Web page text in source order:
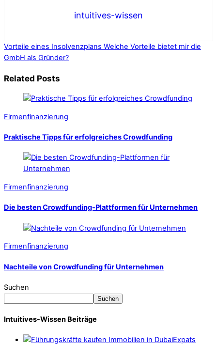
intuitives-wissen
Vorteile eines Insolvenzplans Welche Vorteile bietet mir die
GmbH als Gründer?
Related Posts
Firmenfinanzierung
Praktische Tipps für erfolgreiches Crowdfunding
Firmenfinanzierung
Die besten Crowdfunding-Plattformen für Unternehmen
Firmenfinanzierung
Nachteile von Crowdfunding für Unternehmen
Suchen
Suchen
Intuitives-Wissen Beiträge
Expats